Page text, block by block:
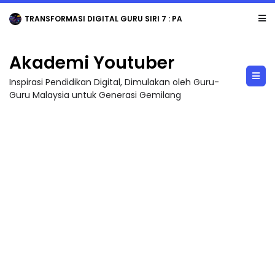
TRANSFORMASI DIGITAL GURU SIRI 7 : PAHLAWAN DIGITAL PENYELAMAT DUNIA
Akademi Youtuber
Inspirasi Pendidikan Digital, Dimulakan oleh Guru-
Guru Malaysia untuk Generasi Gemilang